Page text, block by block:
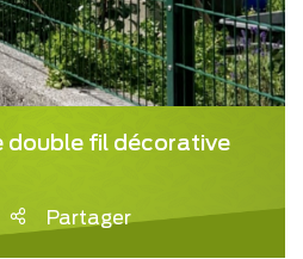
double fil décorative
Partager